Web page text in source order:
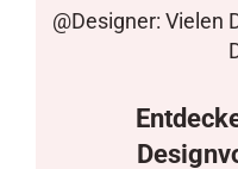
@Designer: Vielen